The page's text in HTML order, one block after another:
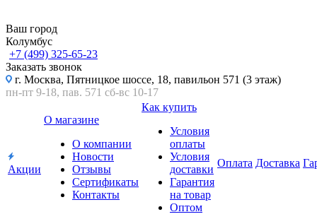
Ваш город
Колумбус
+7 (499) 325-65-23
Заказать звонок
г. Москва, Пятницкое шоссе, 18, павильон 571 (3 этаж)
пн-пт 9-18, пав. 571 сб-вс 10-17
Акции
О магазине
О компании
Новости
Отзывы
Сертификаты
Контакты
Как купить
Условия
оплаты
Условия
доставки
Гарантия
на товар
Оптом
Оплата Доставка